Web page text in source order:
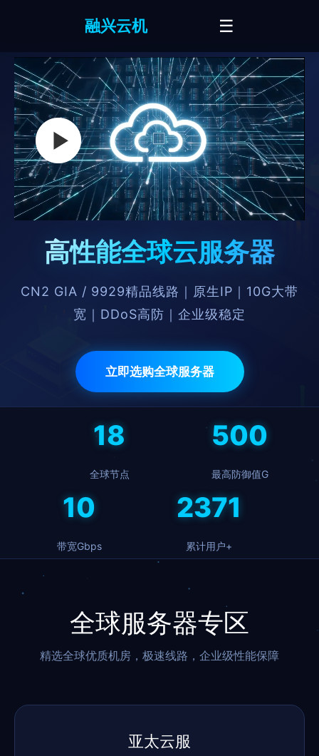
融兴云机 ☰
高性能全球云服务器
CN2 GIA / 9929精品线路｜原生IP｜10G大带
宽｜DDoS高防｜企业级稳定
立即选购全球服务器
18
全球节点
500
最高防御值G
10
带宽Gbps
2428
累计用户+
全球服务器专区
精选全球优质机房，极速线路，企业级性能保障
亚太云服